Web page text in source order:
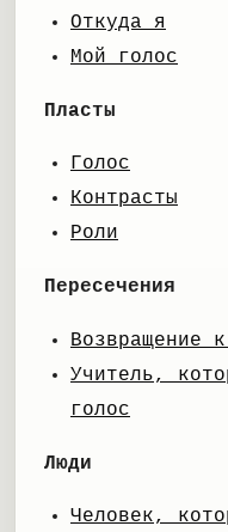
Откуда я
Мой голос
Пласты
Голос
Контрасты
Роли
Пересечения
Возвращение
Учитель,
голос
Люди
Человек,